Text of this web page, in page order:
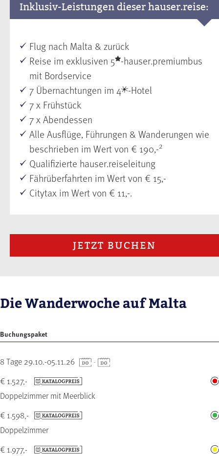
Inklusiv-Leistungen dieser hauser.reise:
Flug nach Malta & zurück
Reise im exklusiven 5 -hauser.premiumbus
mit Bordservice
7 Übernachtungen im 4 -Hotel
7 x Frühstück
7 x Abendessen
Alle Ausflüge, Führungen & Wanderungen wie
beschrieben im Wert von € 190,-2
Qualifizierte hauser.reiseleitung
Fährüberfahrten im Wert von € 15,-
Citytax im Wert von € 11,-.
JETZT BUCHEN
Die Wanderwoche auf Malta
Buchungspaket
8 Tage 29.10.-05.11.26 -
Doppelzimmer mit Meerblick
€ 1.527,-
Doppelzimmer
€ 1.598,-
€ 1.977,-